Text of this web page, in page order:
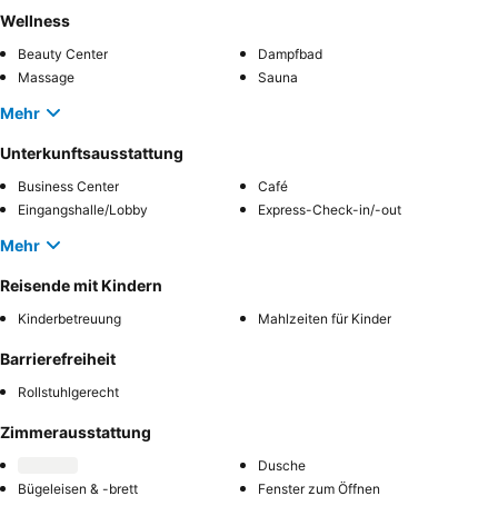
Wellness
Beauty Center
Dampfbad
Massage
Sauna
Mehr
Unterkunftsausstattung
Business Center
Café
Eingangshalle/Lobby
Express-Check-in/-out
Mehr
Reisende mit Kindern
Kinderbetreuung Mahlzeiten für Kinder
Barrierefreiheit
Rollstuhlgerecht
Zimmerausstattung
Dusche
Bügeleisen & -brett
Fenster zum Öffnen